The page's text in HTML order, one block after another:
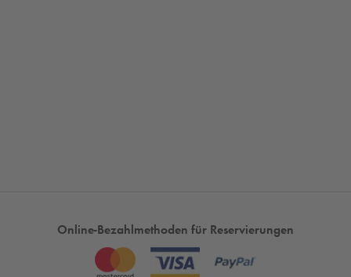
Online-Bezahlmethoden für Reservierungen